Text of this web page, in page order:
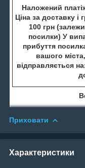
Наложений
Ціна за доставку
100 грн
посилки) У
прибуття
вашого
відправляється
Приховати
Характеристики